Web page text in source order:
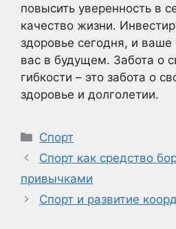
повысить уверенность в
качество жизни.
здоровье сегодня, и ваше
вас в будущем. Забота о
гибкости – это забота о
здоровье и долголетии.
Рубрики
Спорт
Спорт как средство
привычками
Спорт и развитие